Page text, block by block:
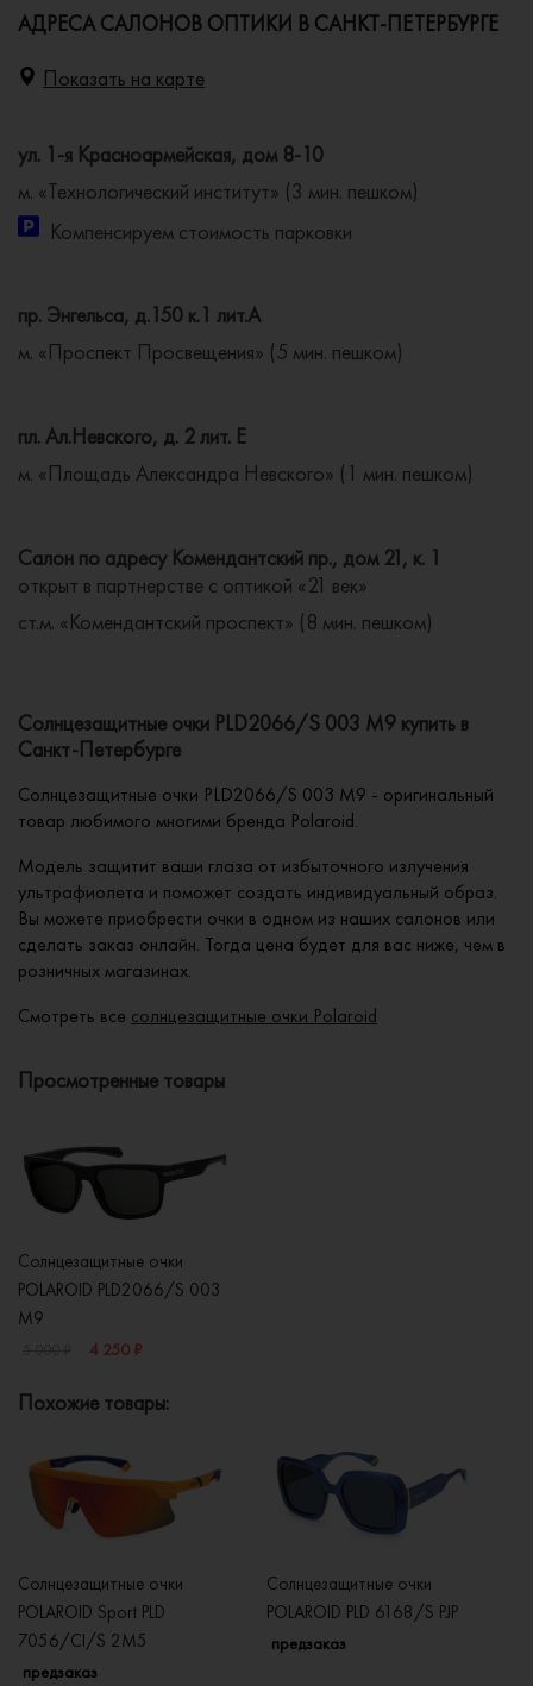
АДРЕСА САЛОНОВ ОПТИКИ В САНКТ-ПЕТЕРБУРГЕ
Показать на карте
ул. 1-я Красноармейская, дом 8-10
м. «Технологический институт» (3 мин. пешком)
Компенсируем стоимость парковки
пр. Энгельса, д.150 к.1 лит.А
м. «Проспект Просвещения» (5 мин. пешком)
пл. Ал.Невского, д. 2 лит. Е
м. «Площадь Александра Невского» (1 мин. пешком)
Салон по адресу Комендантский пр., дом 21, к. 1
открыт в партнерстве с оптикой «21 век»
ст.м. «Комендантский проспект» (8 мин. пешком)
Солнцезащитные очки PLD2066/S 003 M9 купить в
Санкт-Петербурге
Солнцезащитные очки PLD2066/S 003 M9 - оригинальный
товар любимого многими бренда Polaroid.
Модель защитит ваши глаза от избыточного излучения
ультрафиолета и поможет создать индивидуальный образ.
Вы можете приобрести очки в одном из наших салонов или
сделать заказ онлайн. Тогда цена будет для вас ниже, чем в
розничных магазинах.
Смотреть все солнцезащитные очки Polaroid
Просмотренные товары
Солнцезащитные очки
POLAROID PLD2066/S 003
M9
4 250 ₽
Похожие товары:
Солнцезащитные очки
POLAROID Sport PLD
7056/CI/S 2M5
предзаказ
Солнцезащитные очки
POLAROID PLD 6168/S PJP
предзаказ